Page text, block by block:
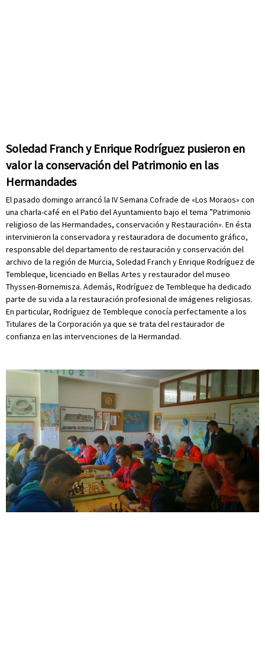
Soledad Franch y Enrique Rodríguez pusieron en
valor la conservación del Patrimonio en las
Hermandades
El pasado domingo arrancó la IV Semana Cofrade de «Los Moraos» con
una charla-café en el Patio del Ayuntamiento bajo el tema ”Patrimonio
religioso de las Hermandades, conservación y Restauración». En ésta
intervinieron la conservadora y restauradora de documento gráfico,
responsable del departamento de restauración y conservación del
archivo de la región de Murcia, Soledad Franch y Enrique Rodríguez de
Tembleque, licenciado en Bellas Artes y restaurador del museo
Thyssen-Bornemisza. Además, Rodríguez de Tembleque ha dedicado
parte de su vida a la restauración profesional de imágenes religiosas.
En particular, Rodríguez de Tembleque conocía perfectamente a los
Titulares de la Corporación ya que se trata del restaurador de
confianza en las intervenciones de la Hermandad.